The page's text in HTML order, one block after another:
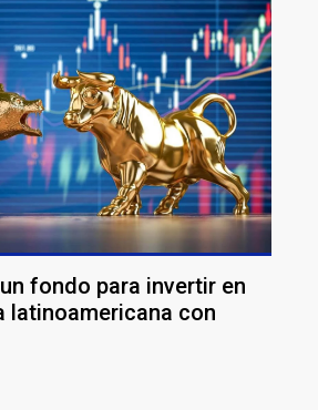
fondo para invertir en
latinoamericana con